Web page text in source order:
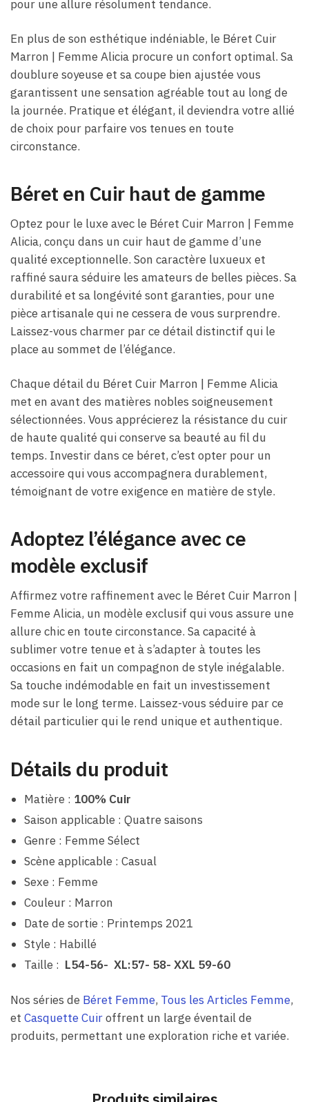
pour une allure résolument tendance.
En plus de son esthétique indéniable, le Béret Cuir
Marron | Femme Alicia procure un confort optimal. Sa
doublure soyeuse et sa coupe bien ajustée vous
garantissent une sensation agréable tout au long de
la journée. Pratique et élégant, il deviendra votre allié
de choix pour parfaire vos tenues en toute
circonstance.
Béret en Cuir haut de gamme
Optez pour le luxe avec le Béret Cuir Marron | Femme
Alicia, conçu dans un cuir haut de gamme d’une
qualité exceptionnelle. Son caractère luxueux et
raffiné saura séduire les amateurs de belles pièces. Sa
durabilité et sa longévité sont garanties, pour une
pièce artisanale qui ne cessera de vous surprendre.
Laissez-vous charmer par ce détail distinctif qui le
place au sommet de l’élégance.
Chaque détail du Béret Cuir Marron | Femme Alicia
met en avant des matières nobles soigneusement
sélectionnées. Vous apprécierez la résistance du cuir
de haute qualité qui conserve sa beauté au fil du
temps. Investir dans ce béret, c’est opter pour un
accessoire qui vous accompagnera durablement,
témoignant de votre exigence en matière de style.
Adoptez l’élégance avec ce
modèle exclusif
Affirmez votre raffinement avec le Béret Cuir Marron |
Femme Alicia, un modèle exclusif qui vous assure une
allure chic en toute circonstance. Sa capacité à
sublimer votre tenue et à s’adapter à toutes les
occasions en fait un compagnon de style inégalable.
Sa touche indémodable en fait un investissement
mode sur le long terme. Laissez-vous séduire par ce
détail particulier qui le rend unique et authentique.
Détails du produit
Matière : 100% Cuir
Saison applicable : Quatre saisons
Genre : Femme Sélect
Scène applicable : Casual
Sexe : Femme
Couleur : Marron
Date de sortie : Printemps 2021
Style : Habillé
Taille : L54-56- XL:57- 58- XXL 59-60
Nos séries de Béret Femme, Tous les Articles Femme,
et Casquette Cuiroffrent un large éventail de
produits, permettant une exploration riche et variée.